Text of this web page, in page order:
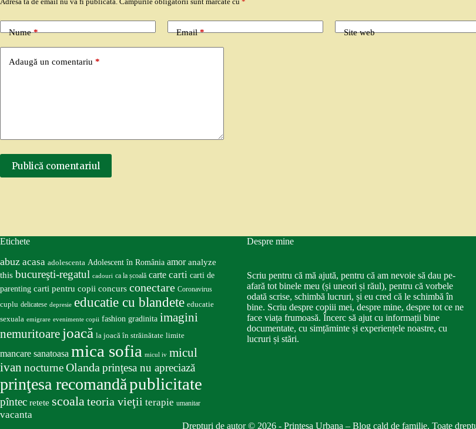
Nume* Email* Site web
Adaugă un comentariu *
Publică comentariul
Etichete
abuz acasa adolescenta Adolescent în România amor analyze
this bucureşti-regatul cadouri ca la școală carte carti carti de
parenting carti pentru copii concurs conectare Coronavirus
cuplu delicatese depresie educatie cu blandete educatie
sexuala emigrare evenimente copii fashion gradinita imagini
nemuritoare joacă la joacă în străinătate limite
mancare sanatoasa mica sofia micul iv micul
ivan nocturneOlanda prinţesa nu apreciază
prinţesa recomandăpublicitate
pîntec retete scoalateoria vieţii terapie umanitar
vacanta
Despre mine
Scriu pentru că mă ajută, pentru că am nevoie să dau pe-
afară tot binele meu (și uneori și răul), pentru că vorbele
odată scrise, schimbă lucruri, și eu cred că le schimbă în
bine. Scriu despre copiii mei, despre mine, despre tot ce ne
face viața frumoasă. Încerc să ajut cu informații bine
documentate, cu simțăminte și experiențele noastre, cu
lucruri și stări.
Drepturi de autor © 2026 - Printesa Urbana – Blog cald de familie. Toate